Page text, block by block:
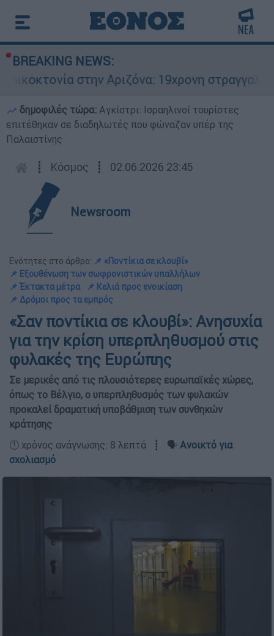
BREAKING NEWS:
στην Αριζόνα: 19χρονη στραγγαλίστηκε
δημοφιλές τώρα: Αγκίστρι: Ισραηλινοί τουρίστες
επιτέθηκαν σε διαδηλωτές που φώναζαν υπέρ της
Παλαιστίνης
┋ Κόσμος ┋ 02.06.2026 23:45
Newsroom
Ενότητες στο άρθρο: 📌 «Ποντίκια σε κλουβί»
📌 Εξουθένωση των σωφρονιστικών υπαλλήλων
📌 Έκτακτα μέτρα
📌 Κελιά προς ενοικίαση
📌 Δρόμοι προς τα εμπρός
«Σαν ποντίκια σε κλουβί»: Ανησυχία
για την κρίση υπερπληθυσμού στις
φυλακές της Ευρώπης
Σε μερικές από τις πλουσιότερες ευρωπαϊκές χώρες,
όπως το Βέλγιο, ο υπερπληθυσμός των φυλακών
προκαλεί δραματική υποβάθμιση των συνθηκών
κράτησης
🕛 χρόνος ανάγνωσης: 8 λεπτά ┋ 🗣️ Ανοικτό για
σχολιασμό